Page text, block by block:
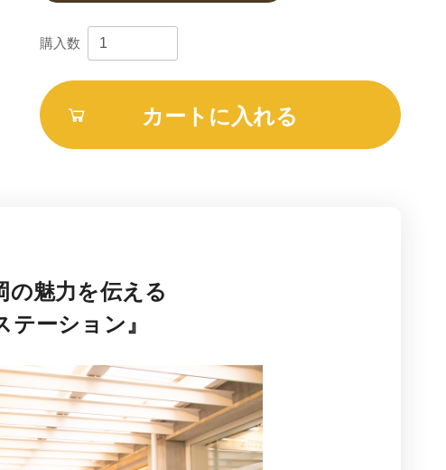
購入数
カートに入れる
の魅力を伝える
テーション』